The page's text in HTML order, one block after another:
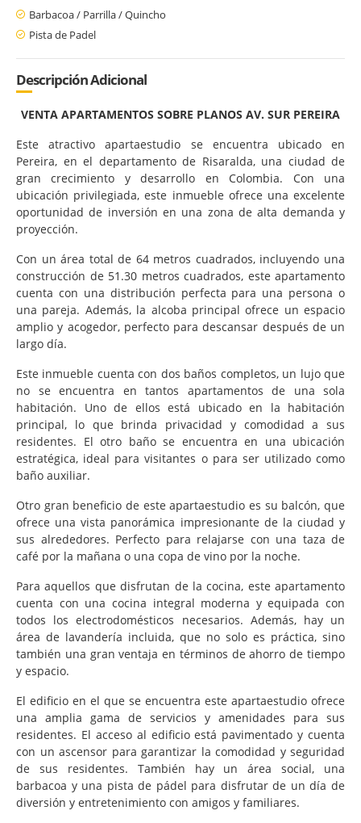
Barbacoa / Parrilla / Quincho
Pista de Padel
Descripción Adicional
VENTA APARTAMENTOS SOBRE PLANOS AV. SUR PEREIRA
Este atractivo apartaestudio se encuentra ubicado en
Pereira, en el departamento de Risaralda, una ciudad de
gran crecimiento y desarrollo en Colombia. Con una
ubicación privilegiada, este inmueble ofrece una excelente
oportunidad de inversión en una zona de alta demanda y
proyección.
Con un área total de 64 metros cuadrados, incluyendo una
construcción de 51.30 metros cuadrados, este apartamento
cuenta con una distribución perfecta para una persona o
una pareja. Además, la alcoba principal ofrece un espacio
amplio y acogedor, perfecto para descansar después de un
largo día.
Este inmueble cuenta con dos baños completos, un lujo que
no se encuentra en tantos apartamentos de una sola
habitación. Uno de ellos está ubicado en la habitación
principal, lo que brinda privacidad y comodidad a sus
residentes. El otro baño se encuentra en una ubicación
estratégica, ideal para visitantes o para ser utilizado como
baño auxiliar.
Otro gran beneficio de este apartaestudio es su balcón, que
ofrece una vista panorámica impresionante de la ciudad y
sus alrededores. Perfecto para relajarse con una taza de
café por la mañana o una copa de vino por la noche.
Para aquellos que disfrutan de la cocina, este apartamento
cuenta con una cocina integral moderna y equipada con
todos los electrodomésticos necesarios. Además, hay un
área de lavandería incluida, que no solo es práctica, sino
también una gran ventaja en términos de ahorro de tiempo
y espacio.
El edificio en el que se encuentra este apartaestudio ofrece
una amplia gama de servicios y amenidades para sus
residentes. El acceso al edificio está pavimentado y cuenta
con un ascensor para garantizar la comodidad y seguridad
de sus residentes. También hay un área social, una
barbacoa y una pista de pádel para disfrutar de un día de
diversión y entretenimiento con amigos y familiares.